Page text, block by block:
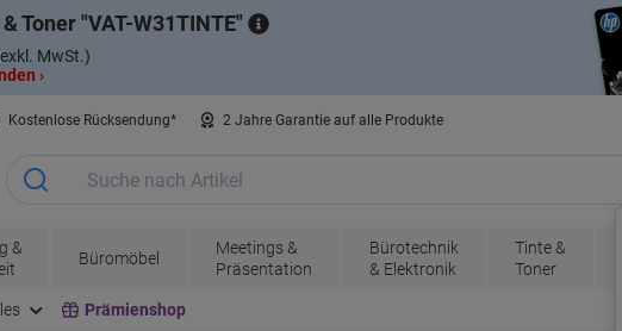
Toner VAT-W31TINTE
MwSt.)
›
Kostenlose Rücksendung* 2 Jahre Garantie auf alle Produkte
&
Büromöbel
Meetings &
Präsentation
Bürotechnik
& Elektronik
Tinte &
Toner
Prämienshop